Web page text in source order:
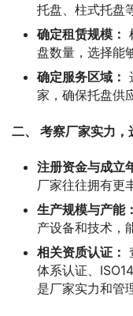
托盘、柱式托盘
确定租赁规模：
盘数量，选择能
确定服务区域：
家，确保托盘供
二、 考察厂家实力
注册资金与成立
厂家往往拥有更
生产规模与产能：
产设备和技术，
相关资质认证：
体系认证、
是厂家实力和管